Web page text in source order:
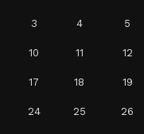
3 4 5
10 11 12
17 18 19
24 25 26